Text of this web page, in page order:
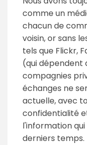
comme un
chacun de
voisin, or sans
tels que Flickr,
(qui dépendent
compagnies
échanges ne
actuelle, avec
confidentialité
l'information
derniers temps.